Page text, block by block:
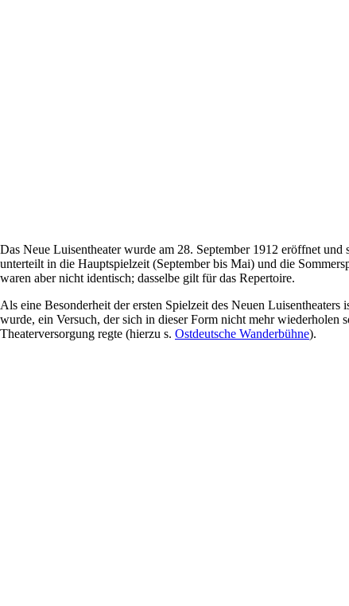
Das Neue Luisentheater wurde am 28. September 1912 eröffnet
unterteilt in die Hauptspielzeit (September bis Mai) und die
waren aber nicht identisch; dasselbe gilt für das Repertoire.
Als eine Besonderheit der ersten Spielzeit des Neuen
wurde, ein Versuch, der sich in dieser Form nicht mehr
Theaterversorgung regte (hierzu s. Ostdeutsche Wanderbühne).